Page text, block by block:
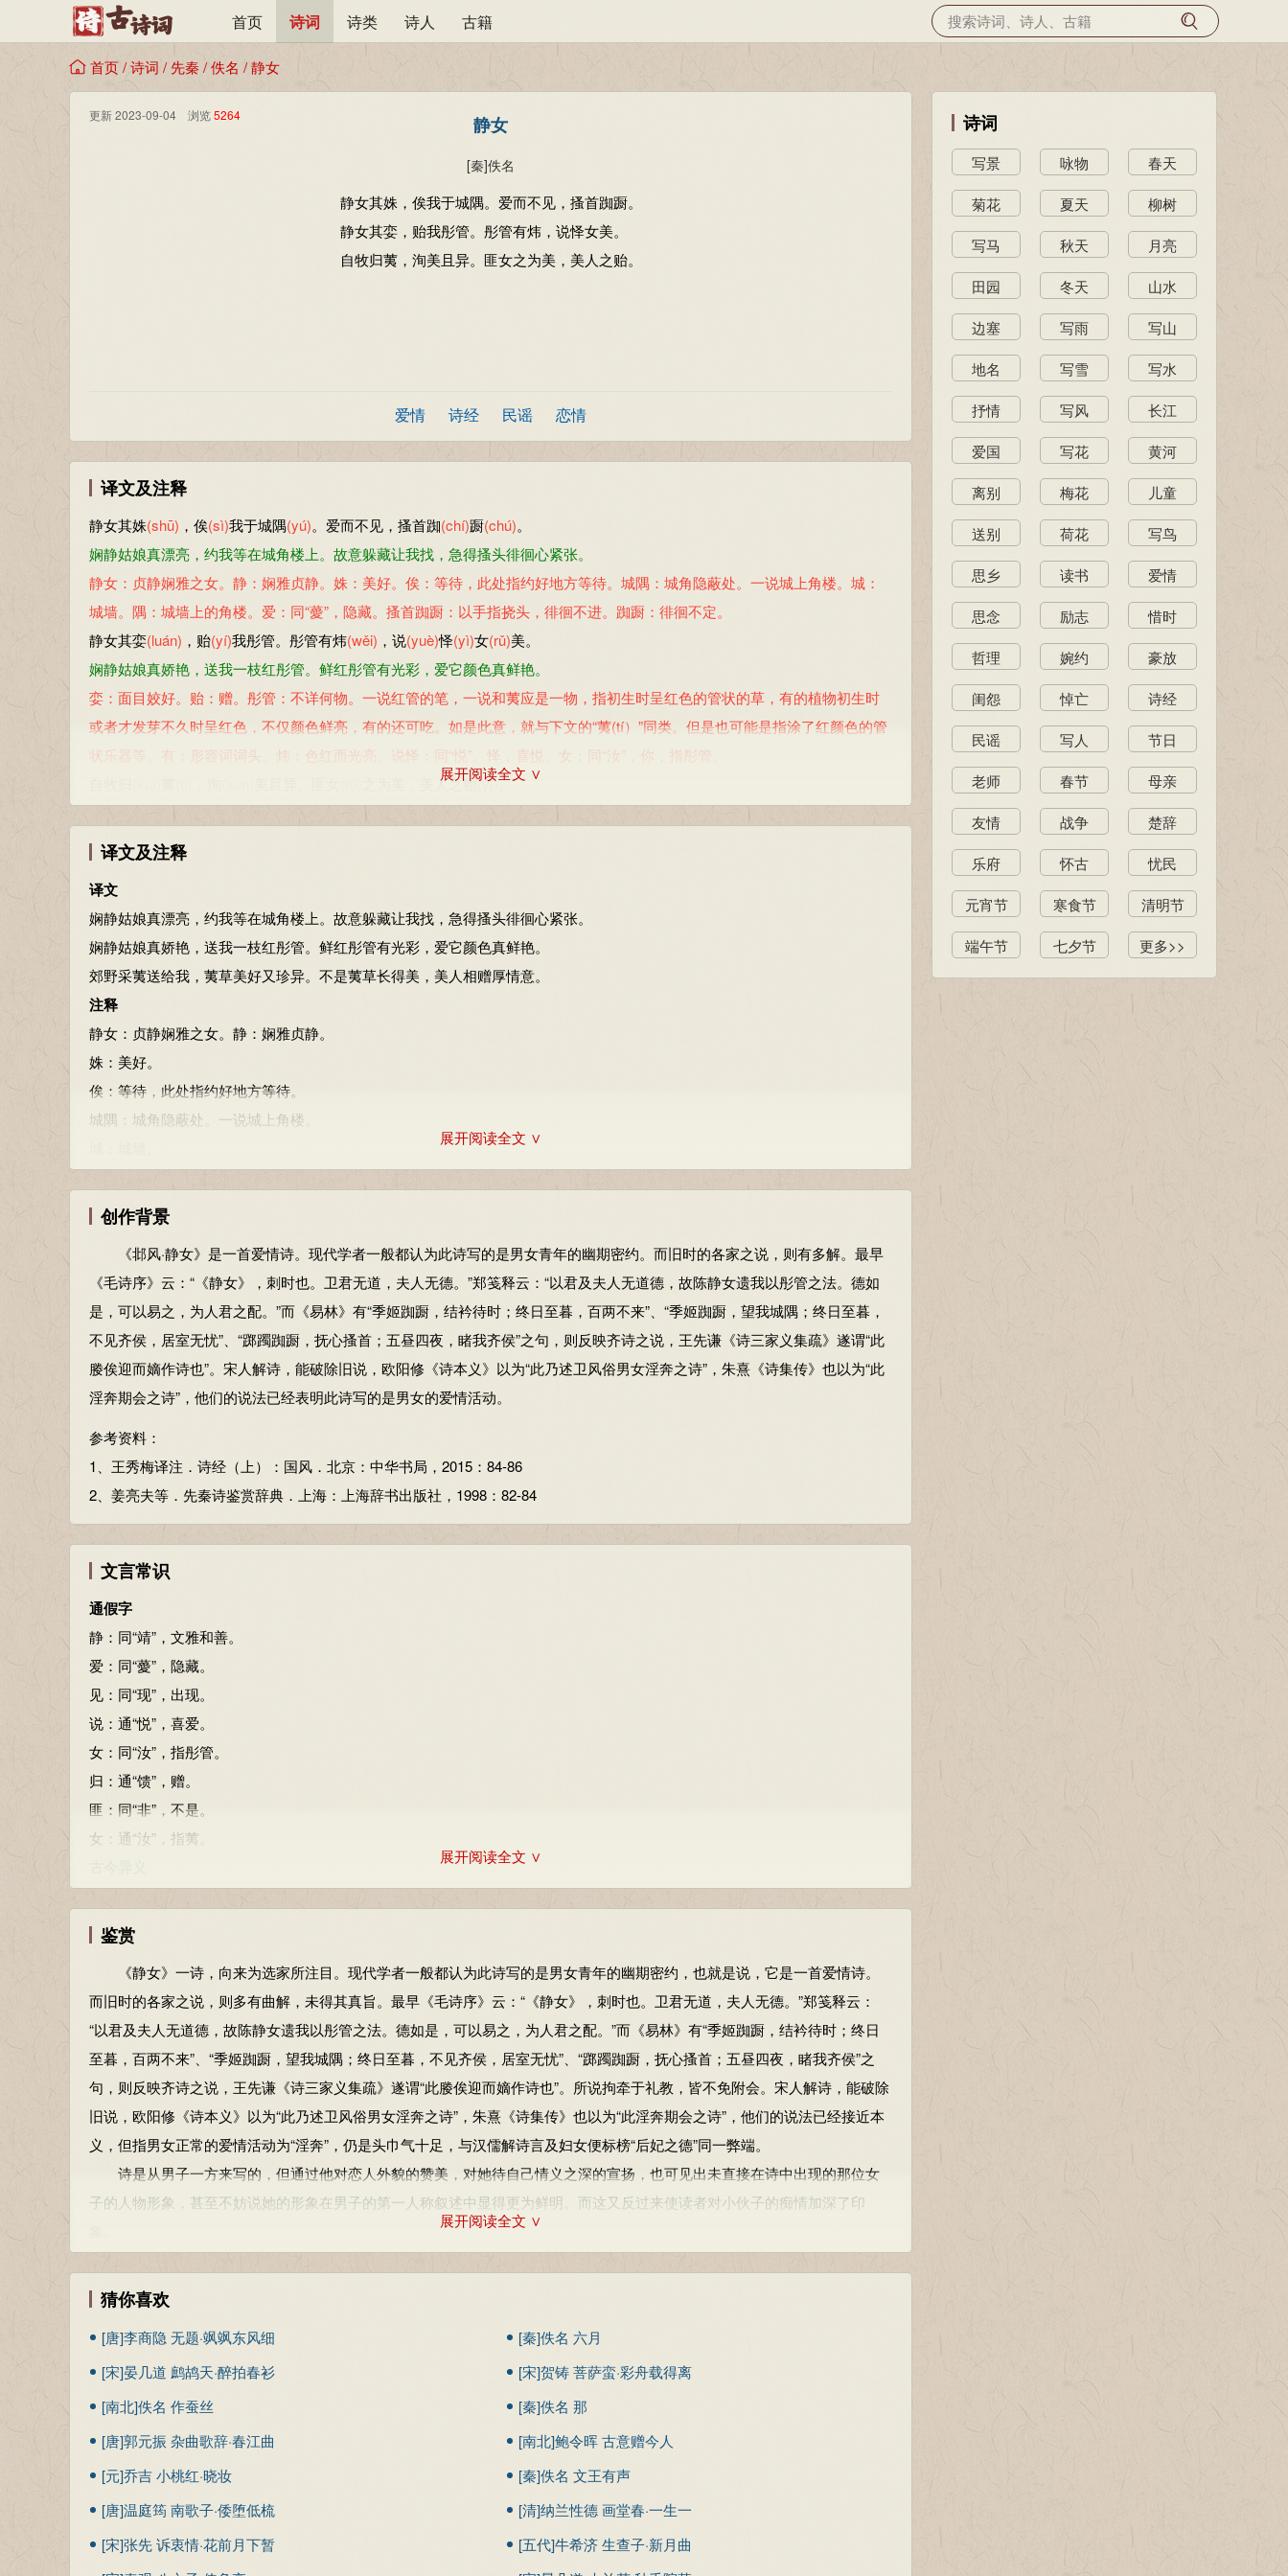
首页 诗词 诗类 诗人 古籍
首页/诗词 / 先秦 /佚名 /静女
更新 2023-09-04 浏览5264 静女
[秦]佚名
静女其姝，俟我于城隅。爱而不见，搔首踟蹰。
静女其娈，贻我彤管。彤管有炜，说怿女美。
自牧归荑，洵美且异。匪女之为美，美人之贻。
爱情 诗经 民谣 恋情
译文及注释
静女其姝(shū) ，俟(sì)我于城隅(yú)。爱而不见，搔首踟(chí)蹰(chú)。
娴静姑娘真漂亮，约我等在城角楼上。故意躲藏让我找，急得搔头徘徊心紧张。
静女：贞静娴雅之女。静：娴雅贞静。姝：美好。俟：等待，此处指约好地方等待。城隅：城角隐蔽处。一说城上角楼。城：
城墙。隅：城墙上的角楼。爱：同“薆”，隐藏。搔首踟蹰：以手指挠头，徘徊不进。踟蹰：徘徊不定。
静女其娈(luán) ，贻(yí)我彤管。彤管有炜(wěi) ，说(yuè)怿(yì)女(rǔ)美。
娴静姑娘真娇艳，送我一枝红彤管。鲜红彤管有光彩，爱它颜色真鲜艳。
娈：面目姣好。贻：赠。彤管：不详何物。一说红管的笔，一说和荑应是一物，指初生时呈红色的管状的草，有的植物初生时
或者才发芽不久时呈红色，不仅颜色鲜亮，有的还可吃。如是此意，就与下文的“荑(tí）”同类。但是也可能是指涂了红颜色的管
状乐器等。有：形容词词头。炜：色红而光亮。说怿：同“悦”。怿，喜悦。女：同“汝”，你，指彤管。
之为美，美人之贻(yí)。
郊野采荑送给我，荑草美好又珍异。不是荑草长得美，美人相赠厚情意。
牧：城邑的远郊。归：同“馈”，赠送。荑：初生的白茅草。象征婚媾。洵美且异：确实美得特别。洵：确实。异：特殊。匪：同
参考资料：
1、朱熹．诗经集传．上海：上海古籍出版社，1987：18-19
2、王秀梅译注．诗经（上）：国风．北京：中华书局，2015：84-86
3、姜亮夫等．先秦诗鉴赏辞典．上海：上海辞书出版社，1998：82-84
展开阅读全文 ∨
译文及注释
译文
娴静姑娘真漂亮，约我等在城角楼上。故意躲藏让我找，急得搔头徘徊心紧张。
娴静姑娘真娇艳，送我一枝红彤管。鲜红彤管有光彩，爱它颜色真鲜艳。
郊野采荑送给我，荑草美好又珍异。不是荑草长得美，美人相赠厚情意。
注释
静女：贞静娴雅之女。静：娴雅贞静。
姝：美好。
俟：等待，此处指约好地方等待。
城隅：城角隐蔽处。一说城上角楼。
爱：同“薆”，隐藏。
踟蹰：徘徊不定。
娈：面目姣好。
贻：赠。
彤管：不详何物。一说红管的笔，一说和荑应是一物，指初生时呈红色的管状的草，有的植物初生时或者才发芽不久时呈红
色，不仅颜色鲜亮，有的还可吃。如是此意，就与下文的“荑(tí）”同类。但是也可能是指涂了红颜色的管状乐器等。
有：形容词词头。
炜：色红而光亮。
说怿：同“悦”。
怿，喜悦。
女：同“汝”，你，指彤管。
牧：城邑的远郊。
归：同“馈”，赠送。
荑：初生的白茅草。象征婚媾。
洵美且异：确实美得特别。
洵：确实。
异：特殊。
匪：同“非”。
贻：赠与。
参考资料：
1、朱熹．诗经集传．上海：上海古籍出版社，1987：18-19
2、王秀梅译注．诗经（上）：国风．北京：中华书局，2015：84-86
展开阅读全文 ∨
创作背景
《邶风·静女》是一首爱情诗。现代学者一般都认为此诗写的是男女青年的幽期密约。而旧时的各家之说，则有多解。最早
《毛诗序》云：“《静女》，刺时也。卫君无道，夫人无德。”郑笺释云：“以君及夫人无道德，故陈静女遗我以彤管之法。德如
是，可以易之，为人君之配。”而《易林》有“季姬踟蹰，结衿待时；终日至暮，百两不来”、“季姬踟蹰，望我城隅；终日至暮，
不见齐侯，居室无忧”、“踯躅踟蹰，抚心搔首；五昼四夜，睹我齐侯”之句，则反映齐诗之说，王先谦《诗三家义集疏》遂谓“此
媵俟迎而嫡作诗也”。宋人解诗，能破除旧说，欧阳修《诗本义》以为“此乃述卫风俗男女淫奔之诗”，朱熹《诗集传》也以为“此
淫奔期会之诗”，他们的说法已经表明此诗写的是男女的爱情活动。
参考资料：
1、王秀梅译注．诗经（上）：国风．北京：中华书局，2015：84-86
2、姜亮夫等．先秦诗鉴赏辞典．上海：上海辞书出版社，1998：82-84
文言常识
通假字
静：同“靖”，文雅和善。
爱：同“薆”，隐藏。
见：同“现”，出现。
说：通“悦”，喜爱。
女：同“汝”，指彤管。
归：通“馈”，赠。
匪：同“非”，不是。
女：通“汝”，指荑。
涕：古义指眼泪，今义指鼻涕。
本节内容由匿名网友上传，原作者已无法考证。以上内容仅供学习参考，其观点不代表本站立场。
展开阅读全文 ∨
鉴赏
《静女》一诗，向来为选家所注目。现代学者一般都认为此诗写的是男女青年的幽期密约，也就是说，它是一首爱情诗。
而旧时的各家之说，则多有曲解，未得其真旨。最早《毛诗序》云：“《静女》，刺时也。卫君无道，夫人无德。”郑笺释云：
“以君及夫人无道德，故陈静女遗我以彤管之法。德如是，可以易之，为人君之配。”而《易林》有“季姬踟蹰，结衿待时；终日
至暮，百两不来”、“季姬踟蹰，望我城隅；终日至暮，不见齐侯，居室无忧”、“踯躅踟蹰，抚心搔首；五昼四夜，睹我齐侯”之
句，则反映齐诗之说，王先谦《诗三家义集疏》遂谓“此媵俟迎而嫡作诗也”。所说拘牵于礼教，皆不免附会。宋人解诗，能破除
旧说，欧阳修《诗本义》以为“此乃述卫风俗男女淫奔之诗”，朱熹《诗集传》也以为“此淫奔期会之诗”，他们的说法已经接近本
义，但指男女正常的爱情活动为“淫奔”，仍是头巾气十足，与汉儒解诗言及妇女便标榜“后妃之德”同一弊端。
诗是从男子一方来写的，但通过他对恋人外貌的赞美，对她待自己情义之深的宣扬，也可见出未直接在诗中出现的那位女
子的人物形象，甚至不妨说她的形象在男子的第一人称叙述中显得更为鲜明。而这又反过来使读者对小伙子的痴情加深了印
地张望着，却被树木房舍之类东西挡住了视线，于是只能抓耳挠腮，一筹莫展，徘徊原地。“爱而不见，搔首踟蹰”虽描写的是人
第二、第三两章，从辞意的递进来看，应当是那位痴情的小伙子在城隅等候他的心上人时的回忆，也就是说，“贻我彤管”、
“自牧归荑”之事是倒叙的。在章与章的联系上，第二章首句“静女其娈”与第一章首句“静女其姝”仅一字不同，次句头两字“贻我”与
“俟我”结构也相似，因此两章多少有一种重章叠句的趋向，有一定的匀称感，但由于这两章的后两句语言结构与意义均无相近之
处，且第一章还有五字句，这种重章叠句的趋向便被扼制，使之成为一种佯似。这样的结构代表了《诗经》中一种介于整齐的
读诗的第二、第三两章，读者会发出会心的微笑，对诗人的“写形写神之妙”（陈震《读诗识小录》）有进一步的感受。照理
说，彤管比荑草要贵重，但男主人公对受赠的彤管只是说了句“彤管有炜”，欣赏的是它鲜艳的色泽，而对受赠的普通荑草却由衷
地大赞“洵美且异”，欣赏的不是其外观而别有所感。原来，荑草是她跋涉远处郊野亲手采来的，物微而意深，一如后世南朝宋陆
展开阅读全文 ∨
猜你喜欢
[唐]李商隐 无题·飒飒东风细
雨来
[秦]佚名 六月
[宋]晏几道 鹧鸪天·醉拍春衫
惜旧香
[宋]贺铸 菩萨蛮·彩舟载得离
愁动
[南北]佚名 作蚕丝
[秦]佚名 那
[唐]郭元振 杂曲歌辞·春江曲
[南北]鲍令晖 古意赠今人
[元]乔吉 小桃红·晓妆
[秦]佚名 文王有声
[唐]温庭筠 南歌子·倭堕低梳
髻
[清]纳兰性德 画堂春·一生一
代一双人
[宋]张先 诉衷情·花前月下暂
[五代]牛希济 生查子·新月曲
诗词
写景 咏物 春天
菊花 夏天 柳树
写马 秋天 月亮
田园 冬天 山水
边塞 写雨 写山
地名 写雪 写水
抒情 写风 长江
爱国 写花 黄河
离别 梅花 儿童
送别 荷花 写鸟
思乡 读书 爱情
思念 励志 惜时
哲理 婉约 豪放
闺怨 悼亡 诗经
民谣 写人 节日
老师 春节 母亲
友情 战争 楚辞
乐府 怀古 忧民
元宵节 寒食节 清明节
端午节 七夕节 更多>>